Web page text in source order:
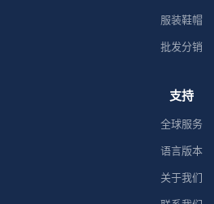
服装鞋帽
批发分销
支持
全球服务
语言版本
关于我们